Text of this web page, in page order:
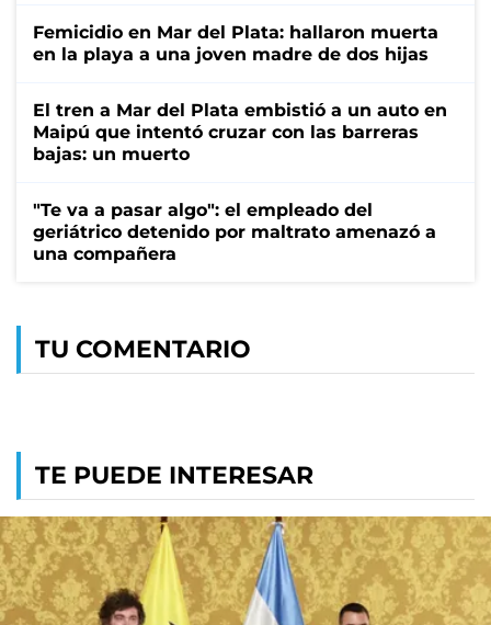
Femicidio en Mar del Plata: hallaron muerta
en la playa a una joven madre de dos hijas
El tren a Mar del Plata embistió a un auto en
Maipú que intentó cruzar con las barreras
bajas: un muerto
"Te va a pasar algo": el empleado del
geriátrico detenido por maltrato amenazó a
una compañera
TU COMENTARIO
TE PUEDE INTERESAR